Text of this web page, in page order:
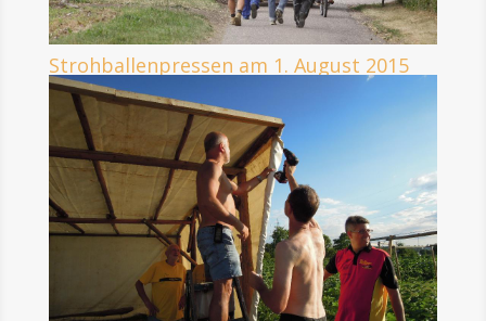
Strohballenpressen am 1. August 2015